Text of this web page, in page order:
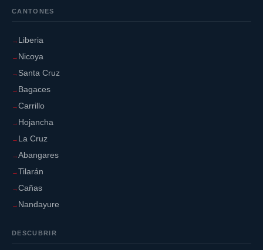
CANTONES
Liberia
Nicoya
Santa Cruz
Bagaces
Carrillo
Hojancha
La Cruz
Abangares
Tilarán
Cañas
Nandayure
DESCUBRIR